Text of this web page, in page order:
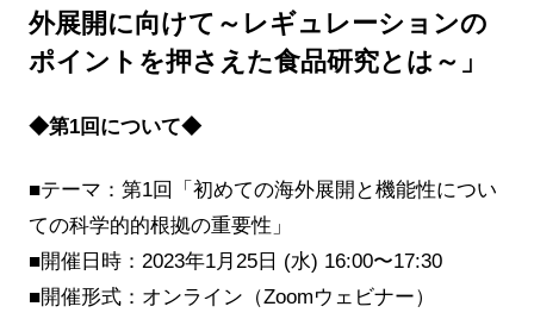
外展開に向けて～レギュレーションの
ポイントを押さえた食品研究とは～」
◆第1回について◆
■テーマ：第1回「初めての海外展開と機能性につい
ての科学的的根拠の重要性」
■開催日時：2023年1月25日 (水) 16:00〜17:30
■開催形式：オンライン（Zoomウェビナー）